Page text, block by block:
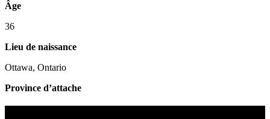
Âge
36
Lieu de naissance
Ottawa, Ontario
Province d’attache